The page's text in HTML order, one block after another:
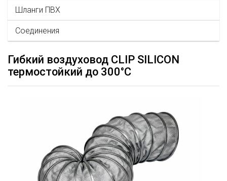
Шланги ПВХ
Соединения
Гибкий воздуховод CLIP SILICON
термостойкий до 300°С